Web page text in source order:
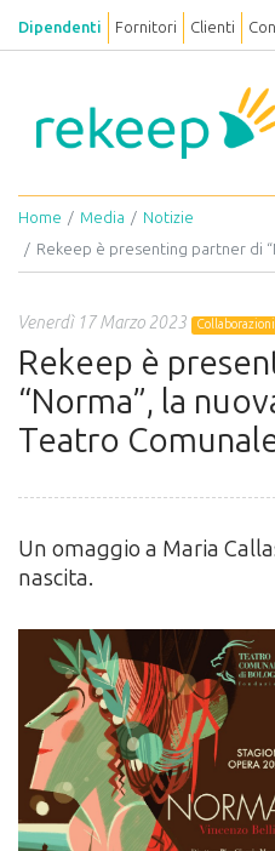
Dipendenti Fornitori Clienti
Home Media
Notizie
Rekeep è presenting partner di “Norma”, la
Venerdì 17 Marzo 2023
Rekeep è
“Norma”, la
Teatro
Un omaggio a Maria
nascita.